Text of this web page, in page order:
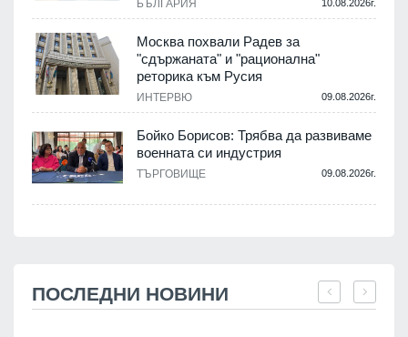
БЪЛГАРИЯ 10.08.2026г.
Москва похвали Радев за
"сдържаната" и "рационална"
реторика към Русия
ИНТЕРВЮ 09.08.2026г.
Бойко Борисов: Трябва да развиваме
военната си индустрия
ТЪРГОВИЩЕ 09.08.2026г.
ПОСЛЕДНИ НОВИНИ